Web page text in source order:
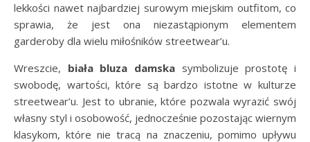
lekkości nawet najbardziej surowym miejskim outfitom, co
sprawia, że jest ona niezastąpionym elementem
garderoby dla wielu miłośników streetwear’u.
Wreszcie, biała bluza damska symbolizuje prostotę i
swobodę, wartości, które są bardzo istotne w kulturze
streetwear’u. Jest to ubranie, które pozwala wyrazić swój
własny styl i osobowość, jednocześnie pozostając wiernym
klasykom, które nie tracą na znaczeniu, pomimo upływu